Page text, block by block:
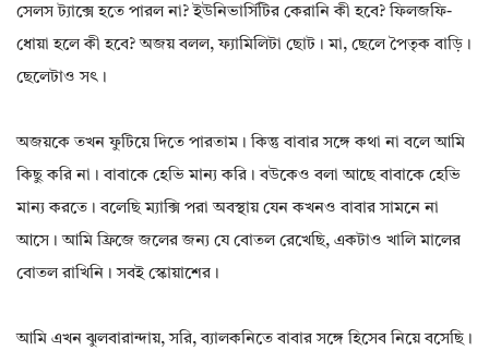
সেলস ট্যাক্সে হতে পারল না? ইউনিভার্সিটির কেরানি কী হবে? ফিলজফি-
ধোয়া হলে কী হবে? অজয় বলল, ফ্যামিলিটা ছোট। মা, ছেলে পৈতৃক বাড়ি।
ছেলেটাও সৎ।
অজয়কে তখন ফুটিয়ে দিতে পারতাম। কিন্তু বাবার সঙ্গে কথা না বলে আমি
কিছু করি না। বাবাকে হেভি মান্য করি। বউকেও বলা আছে বাবাকে হেভি
মান্য করতে। বলেছি ম্যাক্সি পরা অবস্থায় যেন কখনও বাবার সামনে না
আসে। আমি ফ্রিজে জলের জন্য যে বোতল রেখেছি, একটাও খালি মালের
বোতল রাখিনি। সবই স্কোয়াশের।
আমি এখন ঝুলবারান্দায়, সরি, ব্যালকনিতে বাবার সঙ্গে হিসেব নিয়ে বসেছি।